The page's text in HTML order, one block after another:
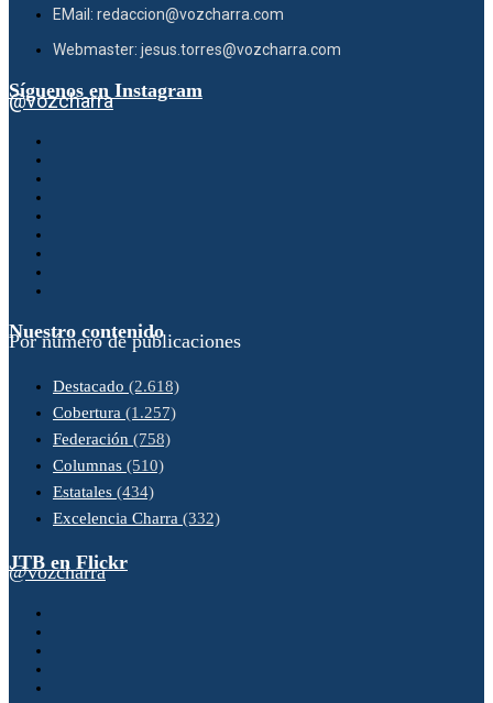
EMail: redaccion@vozcharra.com
Webmaster: jesus.torres@vozcharra.com
Síguenos en Instagram
@vozcharra
Nuestro contenido
Por número de publicaciones
Destacado (2.618)
Cobertura (1.257)
Federación (758)
Columnas (510)
Estatales (434)
Excelencia Charra (332)
JTB en Flickr
@vozcharra